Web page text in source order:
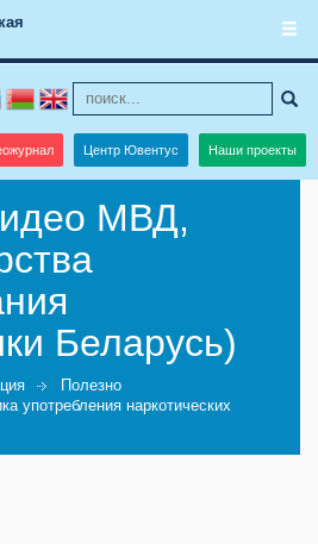
Центр Ювентус Наши проекты
МВД,
Беларусь)
Полезно
употребления наркотических